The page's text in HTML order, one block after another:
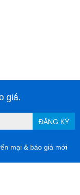
giá.
ĐĂNG KÝ
mại & báo giá mới